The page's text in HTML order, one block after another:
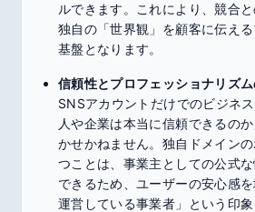
ルできます。これにより、競合と
独自の「世界観」を顧客に伝え
基盤となります。
信頼性とプロフェッショナリズ
SNSアカウントだけでのビジネ
人や企業は本当に信頼できるの
かせかねません。独自ドメイン
つことは、事業主としての公式
できるため、ユーザーの安心感
運営している事業者」という印